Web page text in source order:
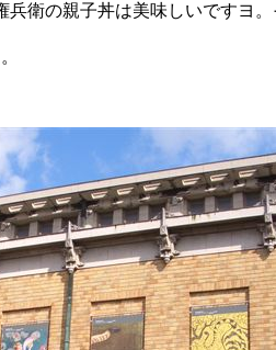
兵衛の親子丼は美味しいですヨ